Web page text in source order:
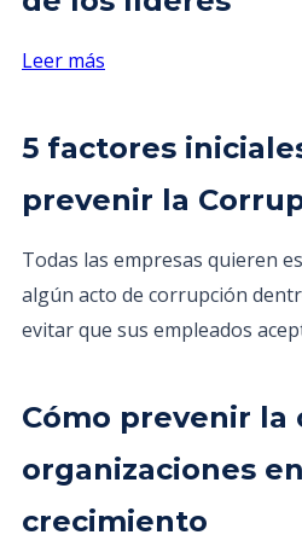
Leer más
5 factores
prevenir la
Todas las empresas quieren
algún acto de corrupción
evitar que sus empleados
Cómo prevenir la
organizaciones
crecimiento